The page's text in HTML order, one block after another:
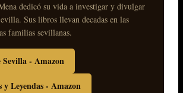
dedicó su vida a investigar y divulgar
Sus libros llevan decadas en las
familias sevillanas.
- Amazon
y Leyendas - Amazon